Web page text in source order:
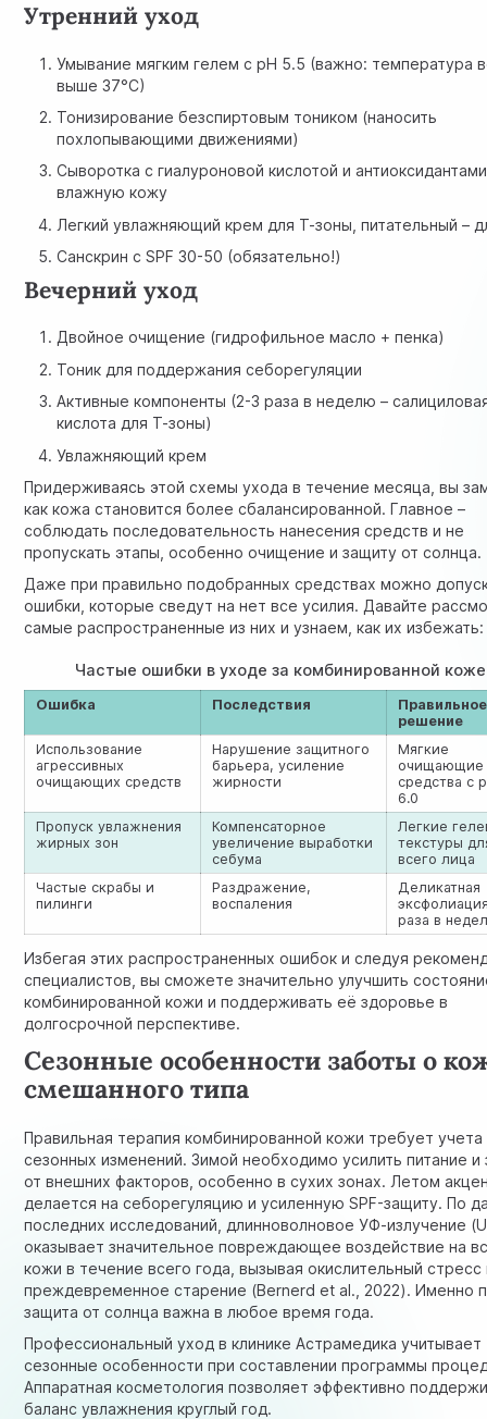
Утренний уход
Умывание мягким гелем с pH 5.5 (важно: температура
выше 37°C)
Тонизирование безспиртовым тоником (наносить
похлопывающими движениями)
Сыворотка с гиалуроновой кислотой и
влажную кожу
Легкий увлажняющий крем для Т-зоны, питательный –
Санскрин с SPF 30-50 (обязательно!)
Вечерний уход
Двойное очищение (гидрофильное масло + пенка)
Тоник для поддержания себорегуляции
Активные компоненты (2-3 раза в неделю –
кислота для Т-зоны)
Увлажняющий крем
Придерживаясь этой схемы ухода в течение месяца, вы
как кожа становится более сбалансированной. Главное –
соблюдать последовательность нанесения средств и не
пропускать этапы, особенно очищение и защиту от солнца.
Даже при правильно подобранных средствах можно
ошибки, которые сведут на нет все усилия. Давайте
самые распространенные из них и узнаем, как их избежать:
Частые ошибки в уходе за комбинированной
Ошибка Последствия
Правильное
решение
Использование
агрессивных
очищающих средств
Нарушение защитного
барьера, усиление
жирности
Мягкие
очищающие
средства с
6.0
Пропуск увлажнения
жирных зон
Компенсаторное
увеличение выработки
себума
Легкие
текстуры
всего лица
Частые скрабы и
пилинги
Раздражение,
воспаления
Деликатная
раза в
Избегая этих распространенных ошибок и следуя
специалистов, вы сможете значительно улучшить
комбинированной кожи и поддерживать её здоровье в
долгосрочной перспективе.
Сезонные особенности заботы о
смешанного типа
Правильная терапия комбинированной кожи требует учета
сезонных изменений. Зимой необходимо усилить питание и
от внешних факторов, особенно в сухих зонах. Летом
делается на себорегуляцию и усиленную SPF-защиту. По
последних исследований, длинноволновое УФ-излучение
оказывает значительное повреждающее воздействие на
кожи в течение всего года, вызывая окислительный стресс
преждевременное старение (Bernerd et al., 2022). Именно
защита от солнца важна в любое время года.
Профессиональный уход в клинике Астрамедика учитывает
сезонные особенности при составлении программы
Аппаратная косметология позволяет эффективно
баланс увлажнения круглый год.